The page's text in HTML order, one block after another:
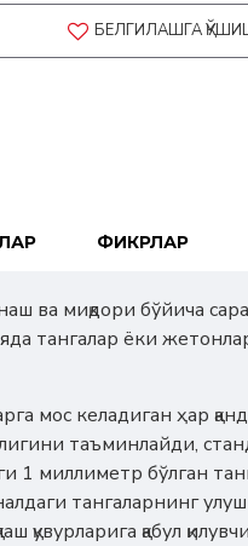
БЕЛГИЛАШГА
ФИКРЛАР
ва миқдори бўйича
тангалар ёки
мос келадиган ҳар
таъминлайди,
миллиметр бўлган
тангаларнинг
қувурларига қабул